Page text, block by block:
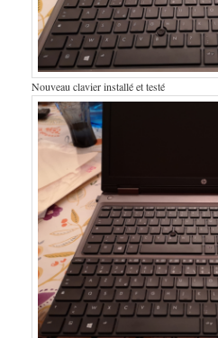
Nouveau clavier installé et testé